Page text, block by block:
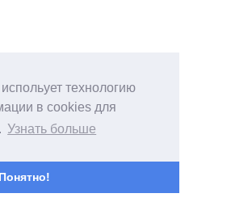
технологию
в cookies для
Узнать больше
Понятно!